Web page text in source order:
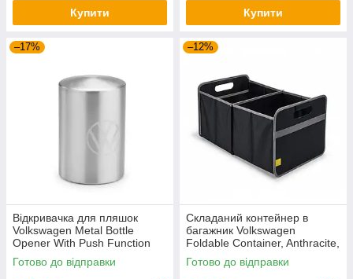
Купити Купити
–17%
Відкривачка для пляшок
Volkswagen Metal Bottle
Opener With Push Function
NM, артикул
000087703LTJKA
Готово до відправки
–12%
Складаний контейнер в
багажник Volkswagen
Foldable Container, Anthracite,
артикул 5H0061104
Готово до відправки